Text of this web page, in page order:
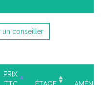
un conseiller
PRIX